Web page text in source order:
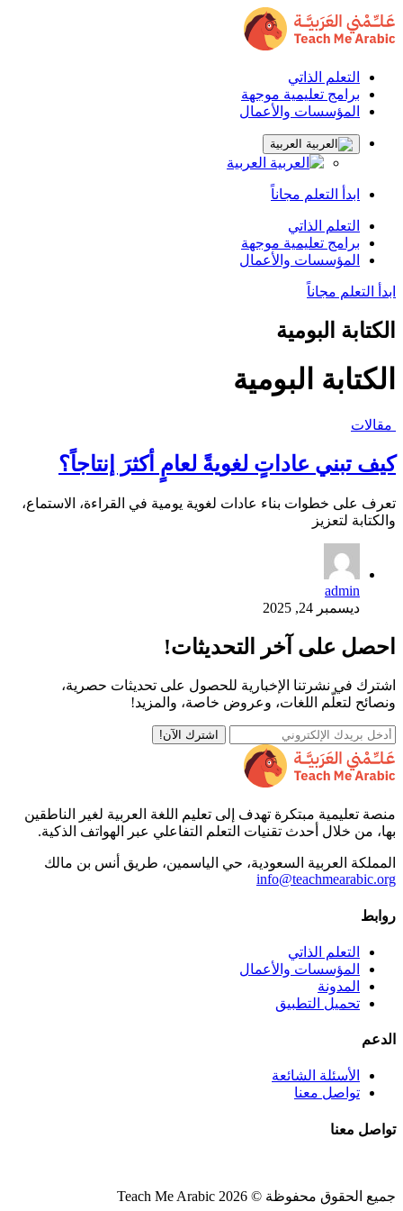
التعلم الذاتي
برامج تعليمية موجهة
المؤسسات والأعمال
العربية
العربية
ابدأ التعلم مجاناً
التعلم الذاتي
برامج تعليمية موجهة
المؤسسات والأعمال
ابدأ التعلم مجاناً
الكتابة البومية
الكتابة البومية
مقالات
كيف تبني عاداتٍ لغويةً لعامٍ أكثرَ إنتاجاً؟
تعرف على خطوات بناء عادات لغوية يومية في القراءة، الاستماع،
والكتابة لتعزيز
admin
ديسمبر 24, 2025
احصل على آخر التحديثات!
اشترك في نشرتنا الإخبارية للحصول على تحديثات حصرية،
ونصائح لتعلّم اللغات، وعروض خاصة، والمزيد!
اشترك الآن!
منصة تعليمية مبتكرة تهدف إلى تعليم اللغة العربية لغير الناطقين
بها، من خلال أحدث تقنيات التعلم التفاعلي عبر الهواتف الذكية.
المملكة العربية السعودية، حي الياسمين، طريق أنس بن مالك
info@teachmearabic.org
روابط
التعلم الذاتي
المؤسسات والأعمال
المدونة
تحميل التطبيق
الدعم
الأسئلة الشائعة
تواصل معنا
تواصل معنا
جميع الحقوق محفوظة © 2026 Teach Me Arabic